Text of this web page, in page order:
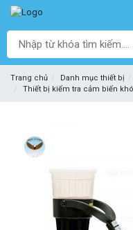
Trang chủ Danh mục thiết bị
Thiết bị kiểm tra cảm biến